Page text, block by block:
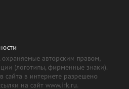
авторским правом,
(логотипы, фирменные знаки).
сайта в интернете разрешено
на сайт www.irk.ru.